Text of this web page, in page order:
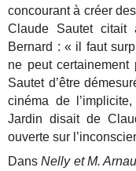
concourant à créer
Claude Sautet citait
Bernard : « il faut
ne peut
Sautet d’être
cinéma de
Jardin disait de
ouverte sur
DansNelly et M.